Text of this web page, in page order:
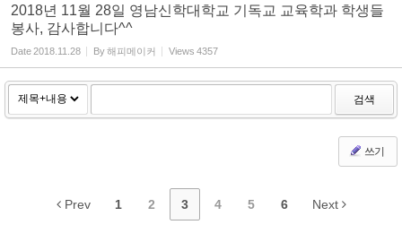
2018년 11월 28일 영남신학대학교 기독교 교육학과 학생들
봉사, 감사합니다^^
Date2018.11.28 By해피메이커 Views 4357
검색
쓰기
Prev 1 2 3 4 5 6 Next